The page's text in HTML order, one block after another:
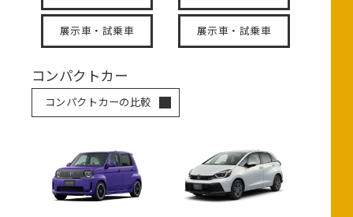
展示車・試乗車 展示車・試乗車
コンパクトカー
コンパクトカーの比較